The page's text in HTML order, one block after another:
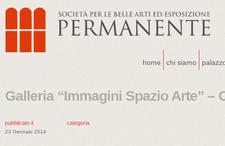
home chi siamo
Galleria “Immagini Spazio Arte” –
pubblicato il
23 Gennaio 2014
categoria